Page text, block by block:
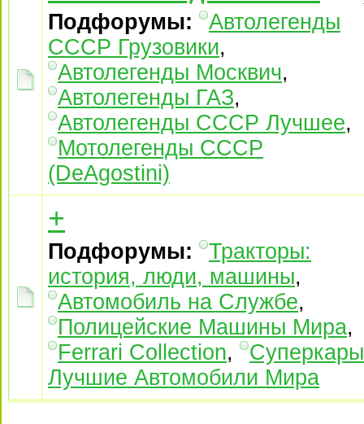
Подфорумы:
Автолегенды
СССР Грузовики,
Автолегенды Москвич,
Автолегенды ГАЗ,
Автолегенды СССР Лучшее,
Мотолегенды СССР
(DeAgostini)
+
Подфорумы:
Тракторы:
история, люди, машины,
Автомобиль на Службе,
Полицейские Машины Мира,
Ferrari Collection,
Суперкары
Лучшие Автомобили Mира